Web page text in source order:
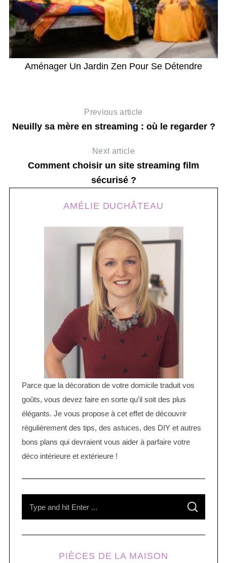
Aménager Un Jardin Zen Pour Se Détendre
Previous article
Neuilly sa mère en streaming : où le regarder ?
Next article
Comment choisir un site streaming film
sécurisé ?
AMÉLIE DUCHÂTEAU
Parce que la décoration de votre domicile traduit vos
goûts, vous devez faire en sorte qu’il soit des plus
élégants. Je vous propose à cet effet de découvrir
régulièrement des tips, des astuces, des DIY et autres
bons plans qui devraient vous aider à parfaire votre
déco intérieure et extérieure !
S
A
C
PIÈCES DE LA MAISON